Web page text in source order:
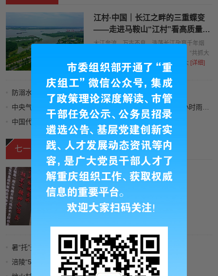
江村·中国｜长江之畔的三重蝶变
——走进马鞍山“江村”看高质量发
展
大江奔流，万古不息。浩荡长江孕育千年烟
火，见证时代变迁。2016年1月5日，“共抓大
保护，不搞大开发”的时代号令响彻大 [详细]
防溺水这堂必修课如何上好？
中国代表队首次参加国际核科学奥赛 获一金三银
构建更高水平的全民健身公共服务体系
七一视频
爷爷藏了60年的“地下室”
[详细]
暑“托”无忧
涪陵“503地心漫游”环线攻略——弯道驾驶体验